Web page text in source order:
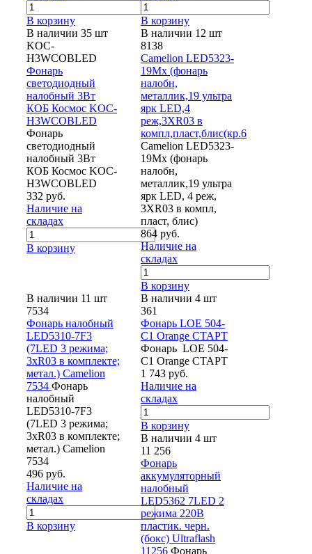
В корзину
В корзину
В наличии 35 шт
KOC-
H3WCOBLED
Фонарь
светодиодный
налобный 3Вт
КОБ Космос KOC-
H3WCOBLED
Фонарь
светодиодный
налобный 3Вт
КОБ Космос KOC-
H3WCOBLED
332 руб.
Наличие на
складах
В корзину
В наличии 12 шт
8138
Camelion LED5323-
19Mx (фонарь
налобн,
металлик,19 ультра
ярк LED,4
реж,3XR03 в
компл,пласт,блис(кр.6
Camelion LED5323-
19Mx (фонарь
налобн,
металлик,19 ультра
ярк LED, 4 реж,
3XR03 в компл,
пласт, блис)
864 руб.
Наличие на
складах
В корзину
В наличии 11 шт
7534
Фонарь налобный
LED5310-7F3
(7LED 3 режима;
3хR03 в комплекте;
метал.) Camelion
7534 Фонарь
налобный
LED5310-7F3
(7LED 3 режима;
3хR03 в комплекте;
метал.) Camelion
7534
496 руб.
Наличие на
складах
В корзину
В наличии 4 шт
361
Фонарь LOE 504-
C1 Orange СТАРТ
Фонарь LOE 504-
C1 Orange СТАРТ
1 743 руб.
Наличие на
складах
В корзину
В наличии 4 шт
11 256
Фонарь
аккумуляторный
налобный
LED5362 7LED 2
режима 220В
пластик. черн.
(бокс) Ultraflash
11256 Фонарь